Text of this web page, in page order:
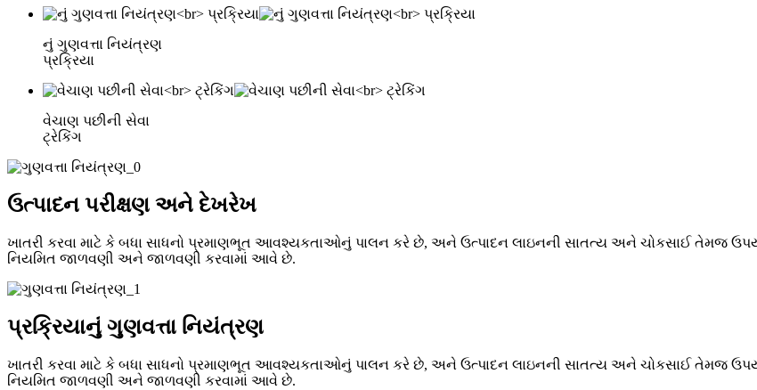
નું ગુણવત્તા નિયંત્રણ
પ્રક્રિયા
વેચાણ પછીની સેવા
ટ્રેકિંગ
ઉત્પાદન પરીક્ષણ અને દેખરેખ
ખાતરી કરવા માટે કે બધા સાધનો પ્રમાણભૂત આવશ્યકતાઓનું પાલન કરે છે, અને ઉત્પાદન લાઇનની સાતત્ય અને ચોકસાઈ તેમજ
નિયમિત જાળવણી અને જાળવણી કરવામાં આવે છે.
પ્રક્રિયાનું ગુણવત્તા નિયંત્રણ
ખાતરી કરવા માટે કે બધા સાધનો પ્રમાણભૂત આવશ્યકતાઓનું પાલન કરે છે, અને ઉત્પાદન લાઇનની સાતત્ય અને ચોકસાઈ તેમજ
નિયમિત જાળવણી અને જાળવણી કરવામાં આવે છે.